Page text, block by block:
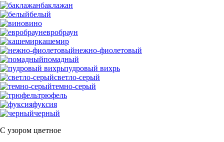
баклажан
белый
вино
евробраун
кашемир
нежно-фиолетовый
помадный
пудровый вихрь
светло-серый
темно-серый
трюфель
фуксия
черный
С узором цветное